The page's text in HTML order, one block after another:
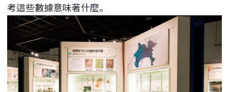
考這些數據意味著什麼。